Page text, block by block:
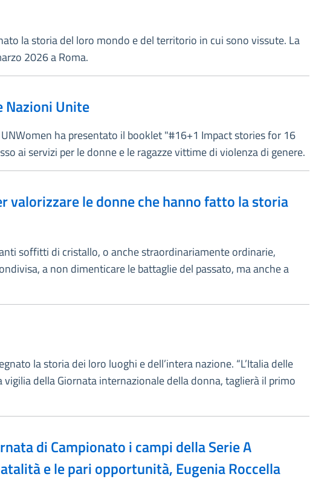
la storia del loro mondo e del territorio in cui sono vissute. La
2026 a Roma.
Nazioni Unite
ha presentato il booklet "#16+1 Impact stories for 16
ai servizi per le donne e le ragazze vittime di violenza di genere.
le donne che hanno fatto la storia
soffitti di cristallo, o anche straordinariamente ordinarie,
a non dimenticare le battaglie del passato, ma anche a
la storia dei loro luoghi e dell’intera nazione. “L’Italia delle
della Giornata internazionale della donna, taglierà il primo
di Campionato i campi della Serie A
e le pari opportunità, Eugenia Roccella